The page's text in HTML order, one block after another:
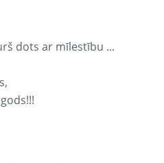
dots ar mīlestību ...